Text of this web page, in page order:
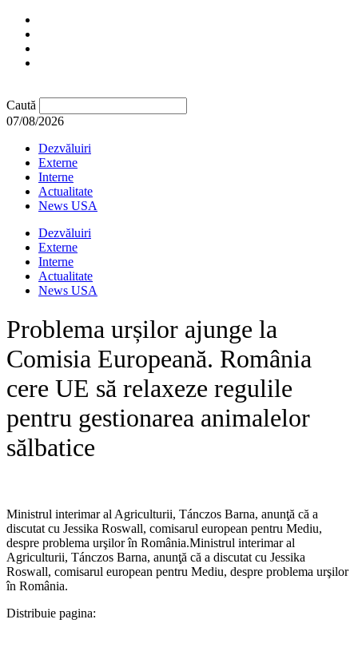
Caută
07/08/2026
Dezvăluiri
Externe
Interne
Actualitate
News USA
Dezvăluiri
Externe
Interne
Actualitate
News USA
Problema urșilor ajunge la
Comisia Europeană. România
cere UE să relaxeze regulile
pentru gestionarea animalelor
sălbatice
Ministrul interimar al Agriculturii, Tánczos Barna, anunţă că a
discutat cu Jessika Roswall, comisarul european pentru Mediu,
despre problema urşilor în România.​Ministrul interimar al
Agriculturii, Tánczos Barna, anunţă că a discutat cu Jessika
Roswall, comisarul european pentru Mediu, despre problema urşilor
în România.
Distribuie pagina: